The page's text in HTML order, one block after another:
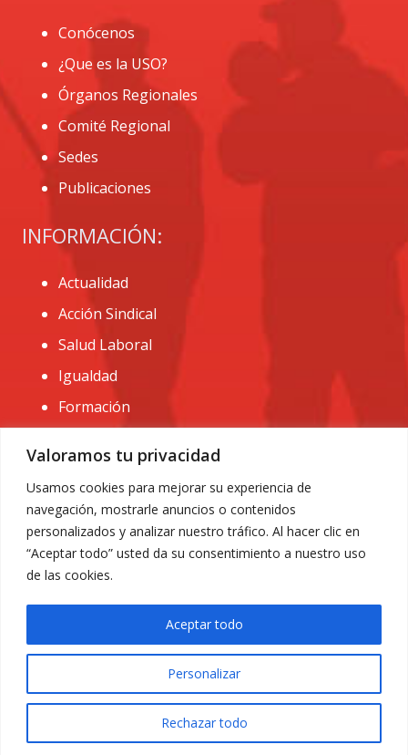
Valoramos tu privacidad
Usamos cookies para mejorar su experiencia de
navegación, mostrarle anuncios o contenidos
personalizados y analizar nuestro tráfico. Al hacer clic en
“Aceptar todo” usted da su consentimiento a nuestro uso
de las cookies.
Personalizar
Rechazar todo
Aceptar todo
Conócenos
¿Que es la USO?
Órganos Regionales
Comité Regional
Sedes
Publicaciones
INFORMACIÓN:
Actualidad
Acción Sindical
Salud Laboral
Igualdad
Formación
CONTACTO:
administracion@usomurcia.org
968 25 01 20
C/ Huerto de las bombas nº6. 30009 Murcia
Privacidad|
© 2018 Todos los derechos reservados. Diseño web
ACRILONIA